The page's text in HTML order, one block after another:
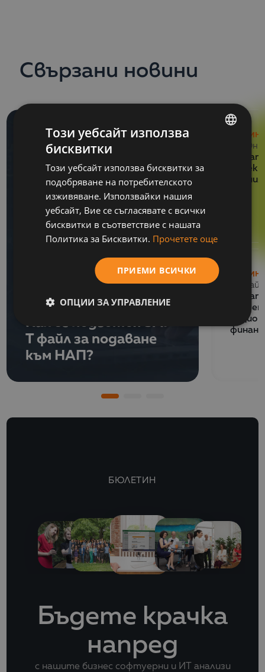
Свързани новини
06 Юли 2026
T файл за подаване
към НАП?
29
13 Май
БЮЛЕТИН
Бъдете крачка
напред
с нашите бизнес софтуерни и ИТ анализи
ENGLISH
Този уебсайт използва
бисквитки
Този уебсайт използва бисквитки за
подобряване на потребителското
изживяване. Използвайки нашия
уебсайт, Вие се съгласявате с всички
бисквитки в съответствие с нашата
Политика за Бисквитки. Прочетете още
ПРИЕМИ ВСИЧКИ
ОПЦИИ ЗА УПРАВЛЕНИЕ